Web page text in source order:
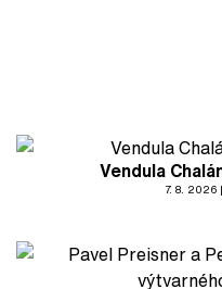
Vendula
7. 8. 2026